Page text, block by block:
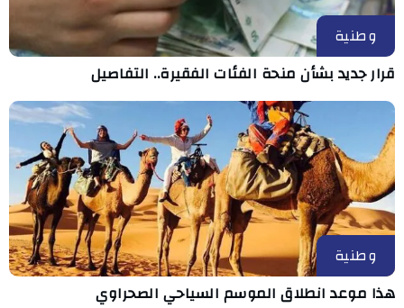
وطنية
قرار جديد بشأن منحة الفئات الفقيرة.. التفاصيل
وطنية
هذا موعد انطلاق الموسم السياحي الصحراوي